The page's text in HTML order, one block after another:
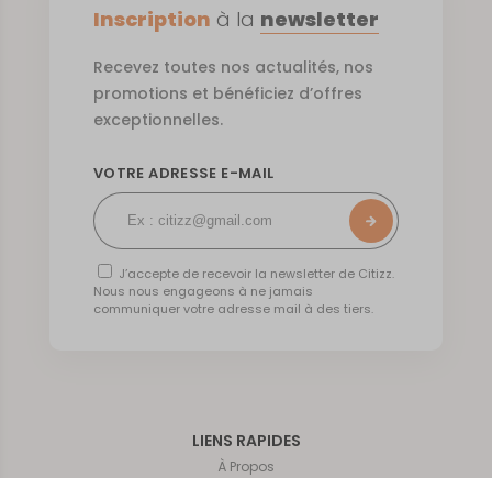
LIENS RAPIDES
À Propos
Inscription à la newsletter
Recevez toutes nos actualités, nos
promotions et bénéficiez d’offres
exceptionnelles.
VOTRE ADRESSE E-MAIL
J’accepte de recevoir la newsletter de Citizz.
Nous nous engageons à ne jamais
communiquer votre adresse mail à des tiers.